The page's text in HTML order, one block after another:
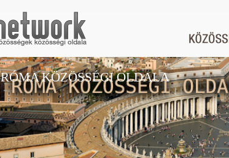
RÓMA KÖZÖSSÉGI OLDALA